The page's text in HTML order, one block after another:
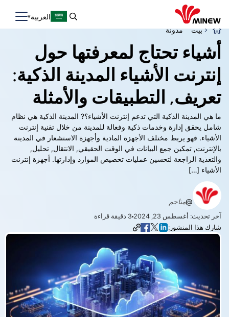
العربية
بيت
مدونة
أشياء تحتاج لمعرفتها حول
إنترنت الأشياء المدينة الذكية:
تعريف, التطبيقات والأمثلة
ما هي المدينة الذكية التي تدعم إنترنت الأشياء؟? المدينة الذكية هي نظام
شامل يحقق إدارة وخدمات ذكية وفعالة للمدينة من خلال تقنية إنترنت
الأشياء. فهو يربط مختلف الأجهزة المادية وأجهزة الاستشعار في المدينة
بالإنترنت, تمكين جمع البيانات في الوقت الحقيقي, الانتقال, تحليل,
والتغذية الراجعة لتحسين عمليات تخصيص الموارد وإدارتها. أجهزة إنترنت
الأشياء […]
@مناجم
آخر تحديث: أغسطس 23, 2024 3 دقيقة قراءة
شارك هذا المنشور: